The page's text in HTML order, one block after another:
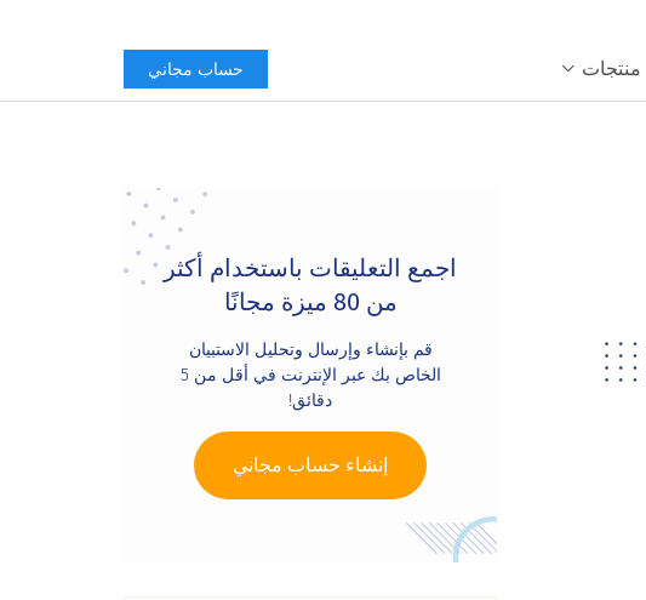
منتجات حساب مجاني
Sidebar
اجمع التعليقات باستخدام أكثر
من 80 ميزة مجانًا
قم بإنشاء وإرسال وتحليل الاستبيان
الخاص بك عبر الإنترنت في أقل من 5
دقائق!
إنشاء حساب مجاني